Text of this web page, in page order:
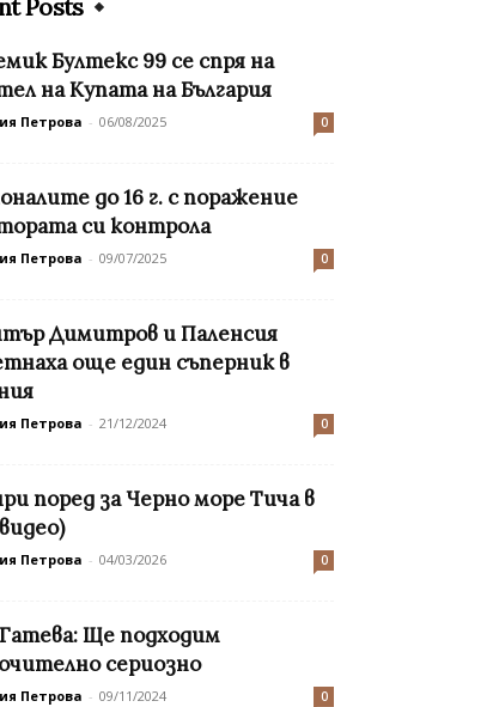
Posts
Бултекс 99 се спря на
на Купата на България
Петрова - 06/08/2025 0
до 16 г. с поражение
си контрола
Петрова - 09/07/2025 0
Димитров и Паленсия
още един съперник в
Петрова - 21/12/2024 0
поред за Черно море Тича в
Петрова - 04/03/2026 0
Ще подходим
сериозно
Петрова - 09/11/2024 0